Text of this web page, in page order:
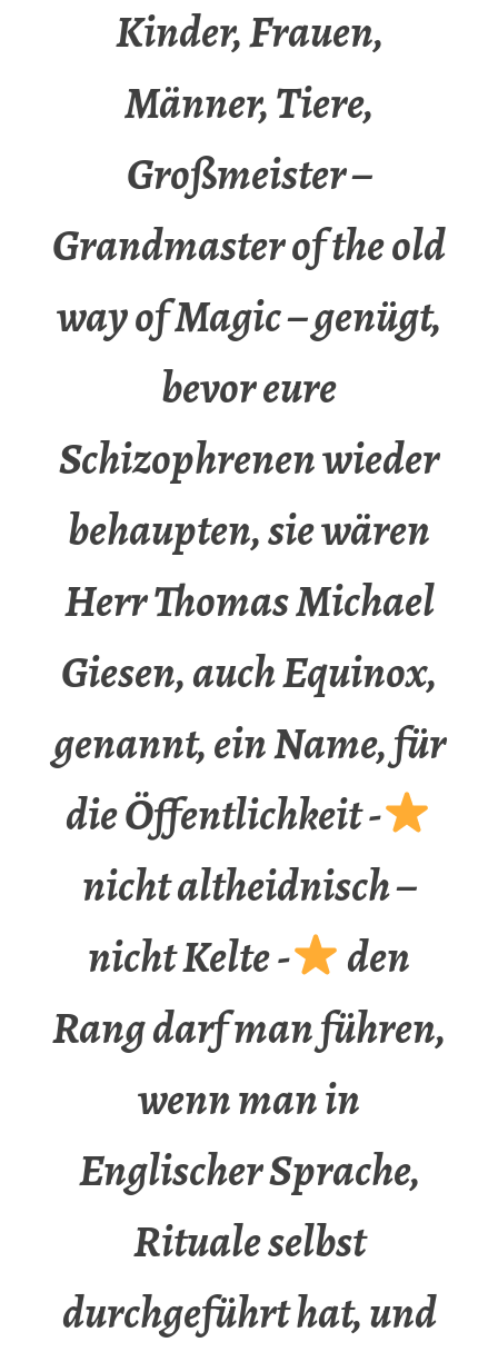
Kinder, Frauen,
Männer, Tiere,
Großmeister –
Grandmaster of the old
way of Magic – genügt,
bevor eure
Schizophrenen wieder
behaupten, sie wären
Herr Thomas Michael
Giesen, auch Equinox,
genannt, ein Name, für
die Öffentlichkeit -
nicht altheidnisch –
nicht Kelte -
den
Rang darf man führen,
wenn man in
Englischer Sprache,
Rituale selbst
durchgeführt hat, und